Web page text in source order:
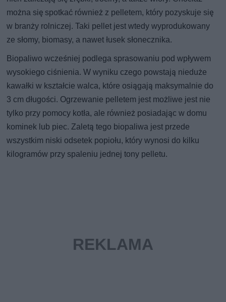
można się spotkać również z pelletem, który pozyskuje się
w branży rolniczej. Taki pellet jest wtedy wyprodukowany
ze słomy, biomasy, a nawet łusek słonecznika.
Biopaliwo wcześniej podlega sprasowaniu pod wpływem
wysokiego ciśnienia. W wyniku czego powstają nieduże
kawałki w kształcie walca, które osiągają maksymalnie do
3 cm długości. Ogrzewanie pelletem jest możliwe jest nie
tylko przy pomocy kotła, ale również posiadając w domu
kominek lub piec. Zaletą tego biopaliwa jest przede
wszystkim niski odsetek popiołu, który wynosi do kilku
kilogramów przy spaleniu jednej tony pelletu.